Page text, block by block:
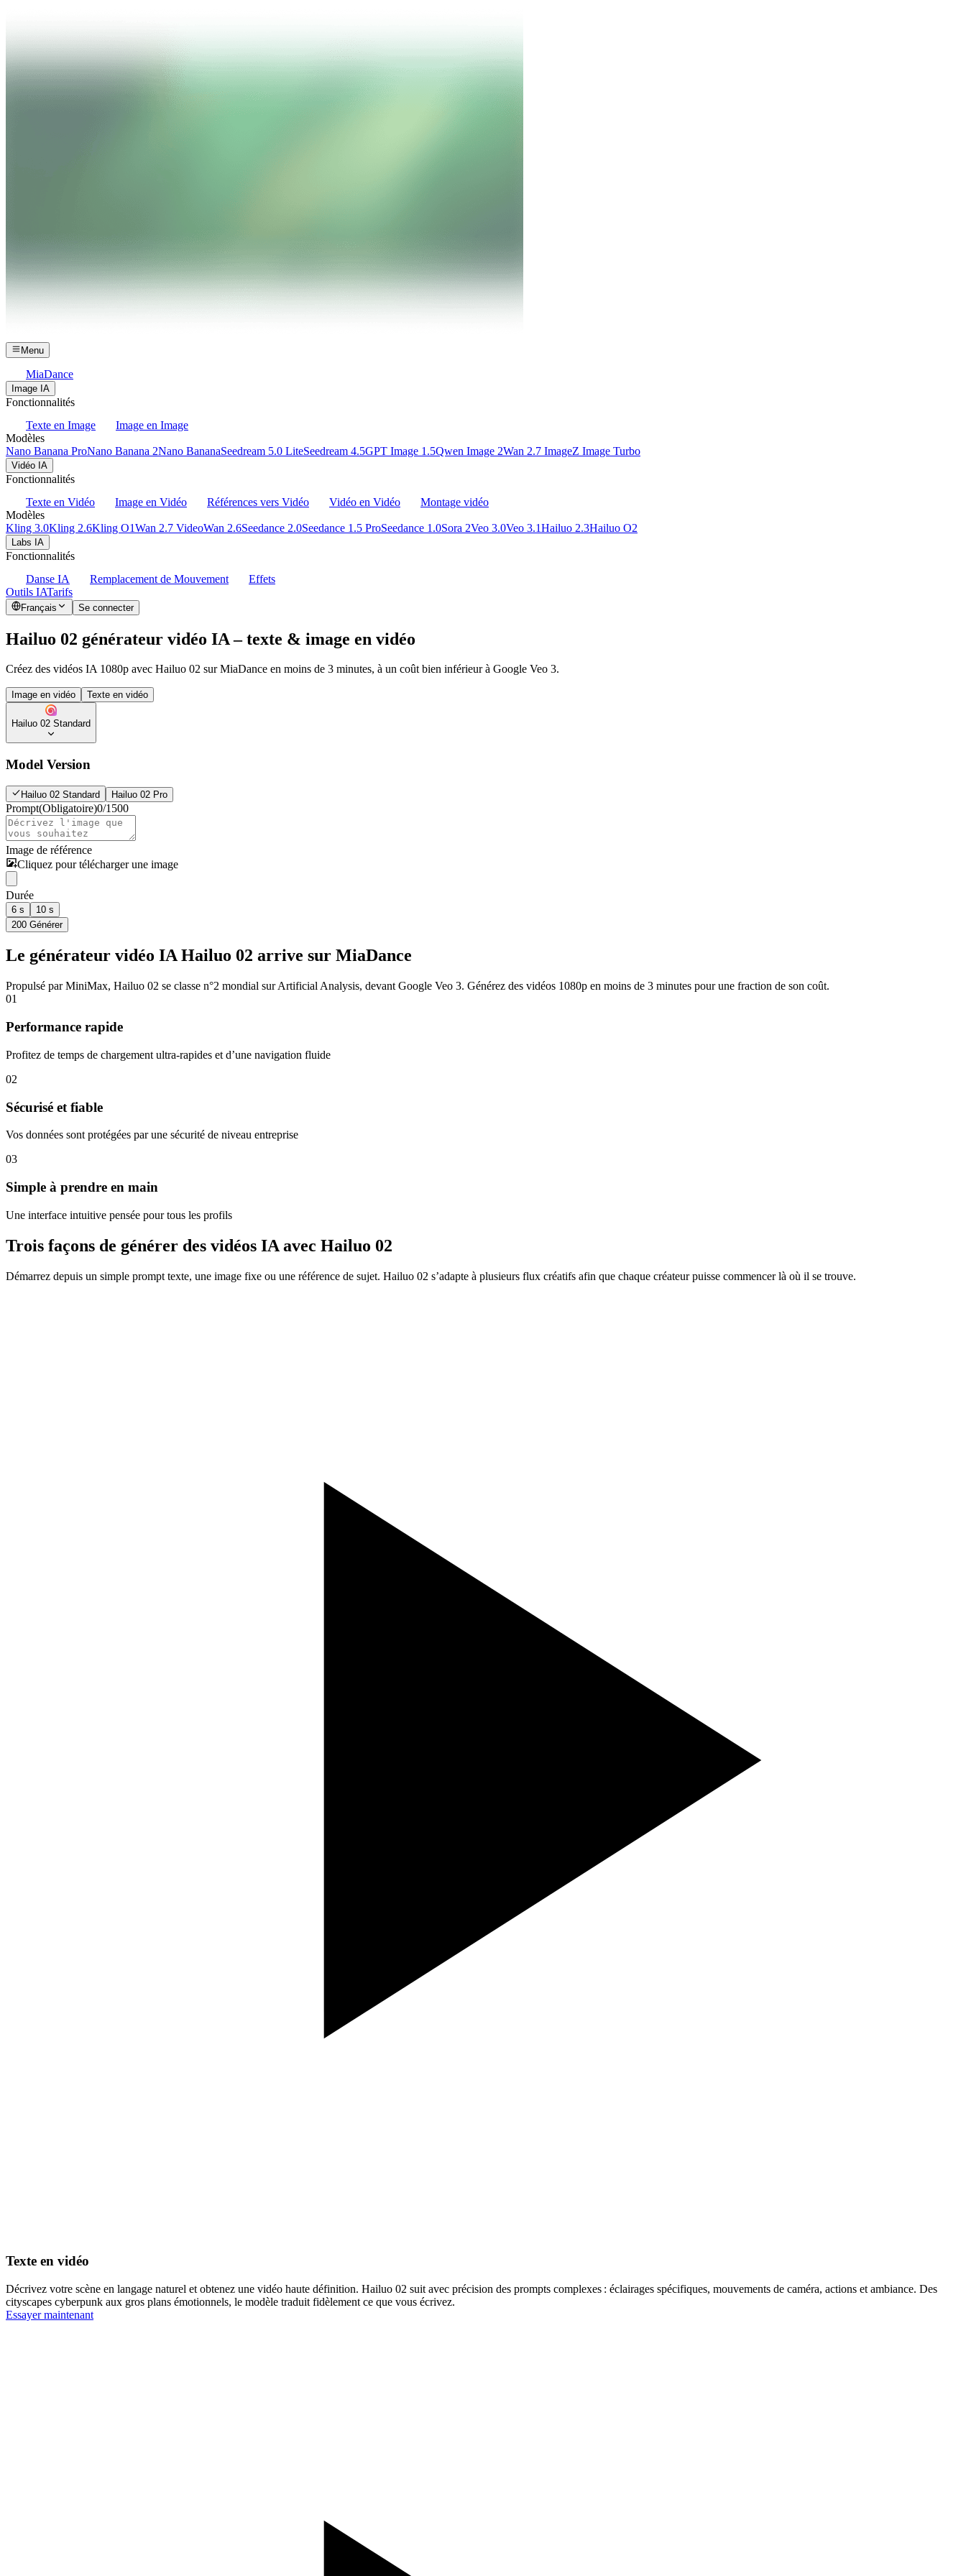
Menu
MiaDance
Image IA
Fonctionnalités
Texte en Image
Image en Image
Modèles
Nano Banana ProNano Banana 2Nano BananaSeedream 5.0 LiteSeedream 4.5GPT Image 1.5Qwen Image 2Wan 2.7 ImageZ Image Turbo
Vidéo IA
Fonctionnalités
Texte en Vidéo
Image en Vidéo Références vers Vidéo Vidéo en Vidéo
Montage vidéo
Modèles
Kling 3.0Kling 2.6Kling O1Wan 2.7 VideoWan 2.6Seedance 2.0Seedance 1.5 ProSeedance 1.0Sora 2Veo 3.0Veo 3.1Hailuo 2.3Hailuo O2
Labs IA
Fonctionnalités
Danse IA
Remplacement de Mouvement
Effets
Outils IATarifs
Français Se connecter
Hailuo 02 générateur vidéo IA – texte & image en vidéo
Créez des vidéos IA 1080p avec Hailuo 02 sur MiaDance en moins de 3 minutes, à un coût bien inférieur à Google Veo 3.
Image en vidéo Texte en vidéo
Hailuo 02 Standard
Model Version
Hailuo 02 Standard Hailuo 02 Pro
Prompt(Obligatoire)0/1500
Image de référence
Cliquez pour télécharger une image
Durée
6 s
10 s
200 Générer
Le générateur vidéo IA Hailuo 02 arrive sur MiaDance
Propulsé par MiniMax, Hailuo 02 se classe n°2 mondial sur Artificial Analysis, devant Google Veo 3. Générez des vidéos 1080p en moins de 3 minutes pour une fraction de son coût.
01
Performance rapide
Profitez de temps de chargement ultra‑rapides et d’une navigation fluide
02
Sécurisé et fiable
Vos données sont protégées par une sécurité de niveau entreprise
03
Simple à prendre en main
Une interface intuitive pensée pour tous les profils
Trois façons de générer des vidéos IA avec Hailuo 02
Démarrez depuis un simple prompt texte, une image fixe ou une référence de sujet. Hailuo 02 s’adapte à plusieurs flux créatifs afin que chaque créateur puisse commencer là où il se trouve.
Texte en vidéo
Décrivez votre scène en langage naturel et obtenez une vidéo haute définition. Hailuo 02 suit avec précision des prompts complexes : éclairages spécifiques, mouvements de caméra, actions et ambiance. Des
cityscapes cyberpunk aux gros plans émotionnels, le modèle traduit fidèlement ce que vous écrivez.
Essayer maintenant